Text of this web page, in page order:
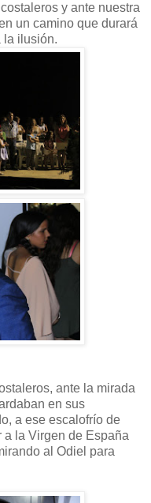
y ante nuestra
un camino que durará
la ilusión.
ante la mirada
en sus
a ese escalofrío de
a la Virgen de España
al Odiel para